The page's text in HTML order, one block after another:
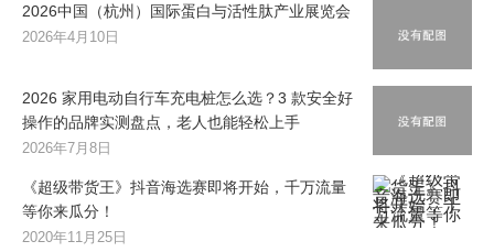
2026中国（杭州）国际蛋白与活性肽产业展览会
2026年4月10日
2026 家用电动自行车充电桩怎么选？3 款安全好
操作的品牌实测盘点，老人也能轻松上手
2026年7月8日
《超级带货王》抖音海选赛即将开始，千万流量
等你来瓜分！
2020年11月25日